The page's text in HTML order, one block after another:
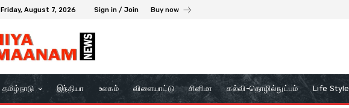
Friday, August 7, 2026 Sign in / Join Buy now
தமிழ்நாடு இந்தியா உலகம் விளையாட்டு சினிமா கல்வி-தொழில்நுட்பம் Life Style